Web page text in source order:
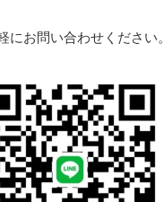
にお問い合わせください。